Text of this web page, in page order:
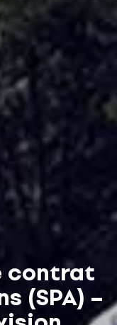
contrat
(SPA) –